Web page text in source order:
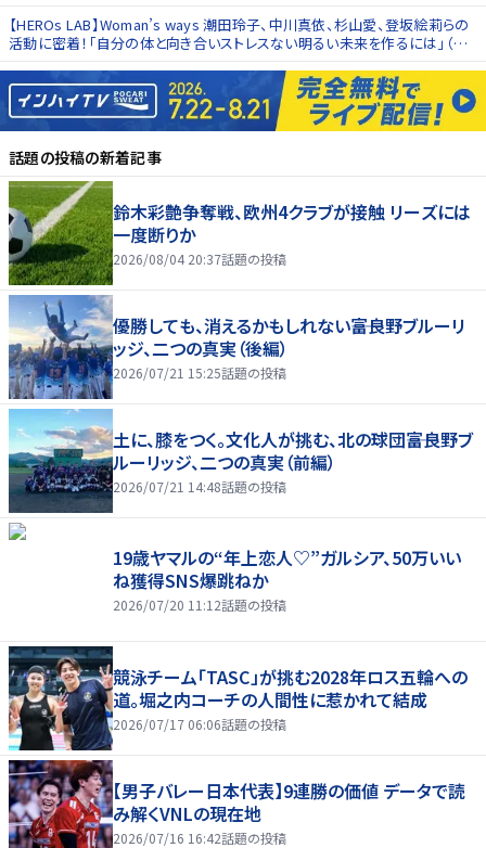
【HEROs LAB】Woman’s ways 潮田玲子、中川真依、杉山愛、登坂絵莉らの
活動に密着！「自分の体と向き合いストレスない明るい未来を作るには」（前
話題の投稿の新着記事
鈴木彩艶争奪戦、欧州4クラブが接触 リーズには
一度断りか
2026/08/04 20:37話題の投稿
優勝しても、消えるかもしれない――富良野ブルーリ
ッジ、二つの真実（後編）
2026/07/21 15:25話題の投稿
土に、膝をつく。文化人が挑む、北の球団――富良野ブ
ルーリッジ、二つの真実（前編）
2026/07/21 14:48話題の投稿
19歳ヤマルの“年上恋人♡”ガルシア、50万いい
ね獲得SNS爆跳ねか
2026/07/20 11:12話題の投稿
競泳チーム「TASC」が挑む2028年ロス五輪への
道。堀之内コーチの人間性に惹かれて結成
2026/07/17 06:06話題の投稿
【男子バレー日本代表】9連勝の価値 データで読
み解くVNLの現在地
2026/07/16 16:42話題の投稿